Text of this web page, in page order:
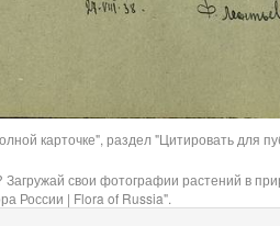
карточке", раздел "Цитировать для
свои фотографии растений в
России | Flora of Russia".